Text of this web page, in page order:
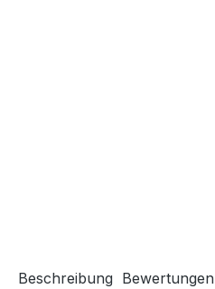
Beschreibung Bewertungen